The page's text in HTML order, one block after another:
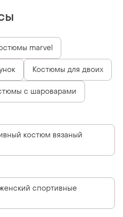
marvel
Костюмы для двоих
с шароварами
костюм вязаный
спортивные